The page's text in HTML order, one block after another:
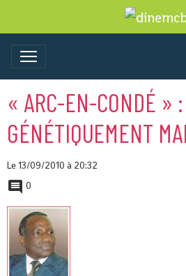
« ARC-EN-CONDÉ »
GÉNÉTIQUEMENT
Le 13/09/2010 à 20:32
0